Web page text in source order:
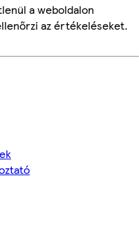
a weboldalon
az értékeléseket.